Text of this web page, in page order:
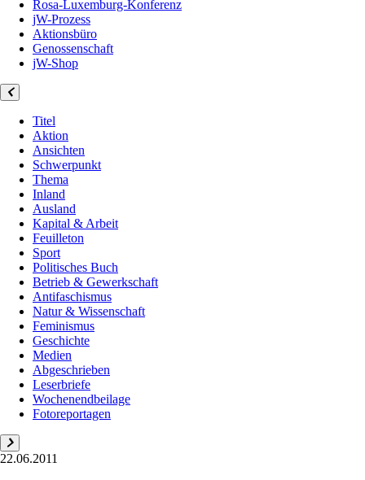
Rosa-Luxemburg-Konferenz
jW-Prozess
Aktionsbüro
Genossenschaft
jW-Shop
Titel
Aktion
Ansichten
Schwerpunkt
Thema
Inland
Ausland
Kapital & Arbeit
Feuilleton
Sport
Politisches Buch
Betrieb & Gewerkschaft
Antifaschismus
Natur & Wissenschaft
Feminismus
Geschichte
Medien
Abgeschrieben
Leserbriefe
Wochenendbeilage
Fotoreportagen
22.06.2011